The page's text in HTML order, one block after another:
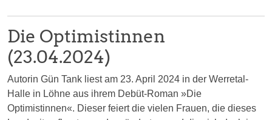
Die Optimistinnen
(23.04.2024)
Autorin Gün Tank liest am 23. April 2024 in der Werretal-
Halle in Löhne aus ihrem Debüt-Roman »Die
Optimistinnen«. Dieser feiert die vielen Frauen, die dieses